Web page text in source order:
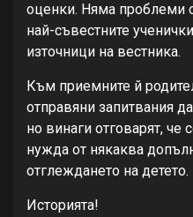
оценки. Няма проблеми
най-съвестните
източници на вестника.
Към приемните й
отправяни запитвания
но винаги отговарят, че
нужда от някаква
отглеждането на детето.
Историята!